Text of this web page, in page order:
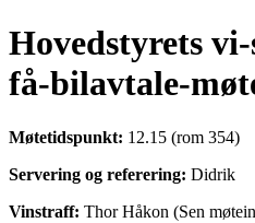
Hovedstyrets
få-bilavtale-
Møtetidspunkt: 12.15 (rom 354)
Servering og referering: Didrik
Vinstraff: Thor Håkon (Sen